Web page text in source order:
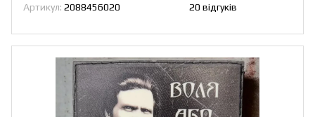
Артикул: 2088456020 20 відгуків